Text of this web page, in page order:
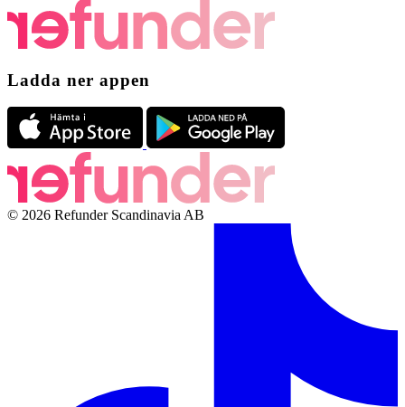
Ladda ner appen
© 2026 Refunder Scandinavia AB